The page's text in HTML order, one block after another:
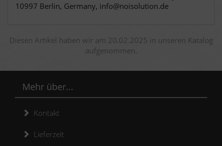
10997 Berlin, Germany, info@noisolution.de
Diesen Artikel haben wir am 20.02.2025 in unseren Katalog
aufgenommen.
Mehr über...
Kontakt
Lieferzeit